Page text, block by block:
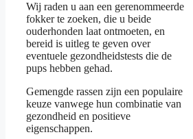
Wij raden u aan een gerenommeerde
fokker te zoeken, die u beide
ouderhonden laat ontmoeten, en
bereid is uitleg te geven over
eventuele gezondheidstests die de
pups hebben gehad.
Gemengde rassen zijn een populaire
keuze vanwege hun combinatie van
gezondheid en positieve
eigenschappen.